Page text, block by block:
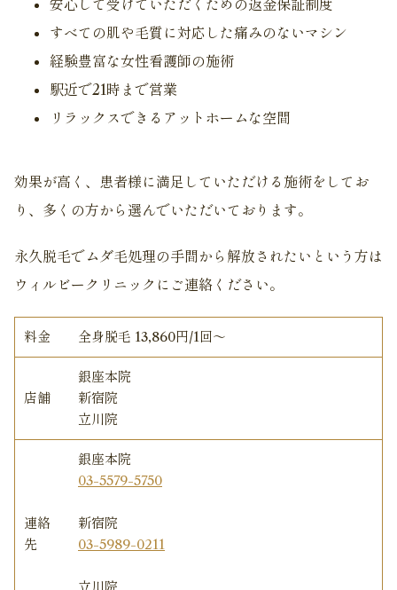
安心して受けていただくための返金保証制度
すべての肌や毛質に対応した痛みのないマシン
経験豊富な女性看護師の施術
駅近で21時まで営業
リラックスできるアットホームな空間
効果が高く、患者様に満足していただける施術をしてお
り、多くの方から選んでいただいております。
永久脱毛でムダ毛処理の手間から解放されたいという方は
ウィルビークリニックにご連絡ください。
料金 全身脱毛 13,860円/1回〜
店舗
銀座本院
新宿院
立川院
連絡
先
銀座本院
03-5579-5750
新宿院
03-5989-0211